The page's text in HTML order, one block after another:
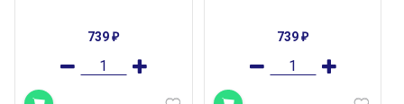
739₽ 739₽